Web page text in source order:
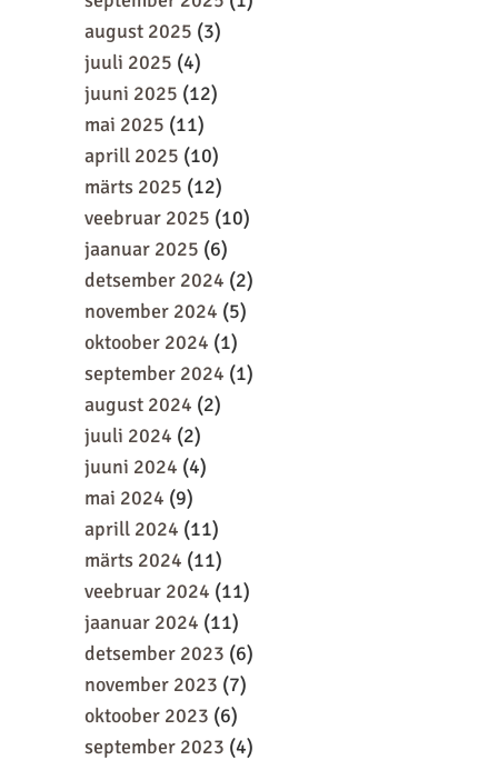
august 2025 (3)
juuli 2025 (4)
juuni 2025 (12)
mai 2025 (11)
aprill 2025 (10)
märts 2025 (12)
veebruar 2025 (10)
jaanuar 2025 (6)
detsember 2024 (2)
november 2024 (5)
oktoober 2024 (1)
september 2024 (1)
august 2024 (2)
juuli 2024 (2)
juuni 2024 (4)
mai 2024 (9)
aprill 2024 (11)
märts 2024 (11)
veebruar 2024 (11)
jaanuar 2024 (11)
detsember 2023 (6)
november 2023 (7)
oktoober 2023 (6)
september 2023 (4)